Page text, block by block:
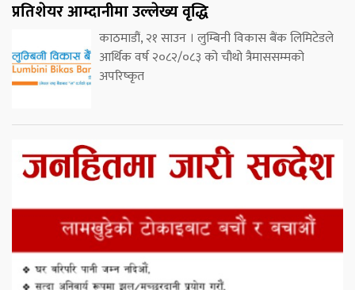
प्रतिशेयर आम्दानीमा उल्लेख्य वृद्धि
काठमाडौं, २१ साउन । लुम्बिनी विकास बैंक लिमिटेडले
आर्थिक वर्ष २०८२/०८३ को चौथो त्रैमाससम्मको
अपरिष्कृत